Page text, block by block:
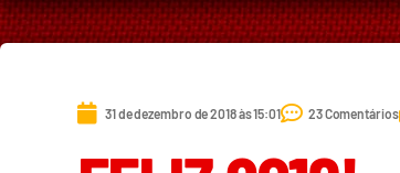
31 de dezembro de 2018 às 15:01 23 Comentários